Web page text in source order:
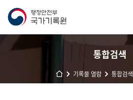
통합검색
기록물 열람 통합검색